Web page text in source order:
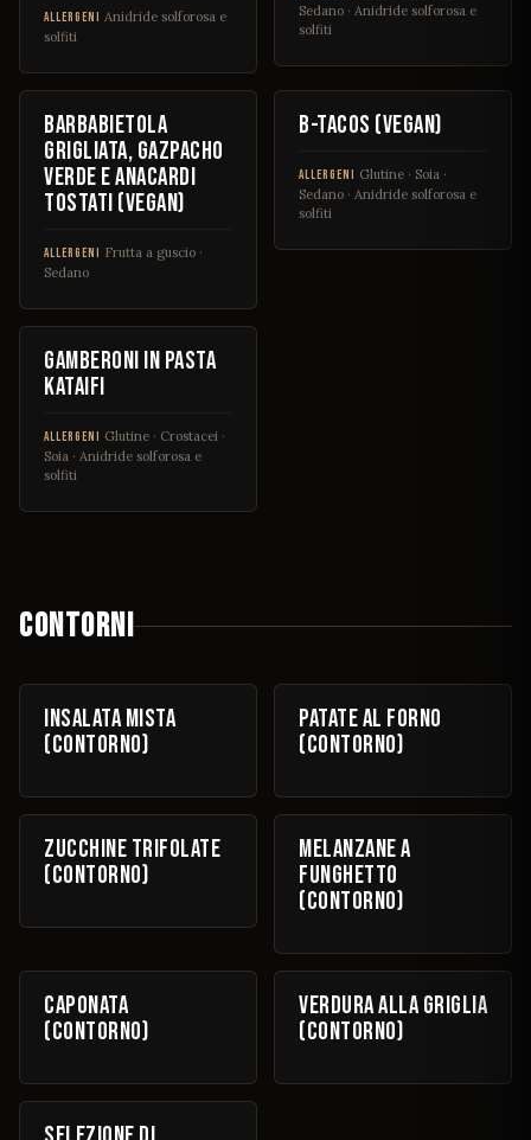
ALLERGENI Anidride solforosa e
solfiti
Sedano · Anidride solforosa e
solfiti
Barbabietola
grigliata, gazpacho
verde e anacardi
tostati (vegan)
ALLERGENI Frutta a guscio ·
Sedano
B-Tacos (vegan)
ALLERGENI Glutine · Soia ·
Sedano · Anidride solforosa e
solfiti
€ 18
Gamberoni in pasta
kataifi
ALLERGENI Glutine · Crostacei ·
Soia · Anidride solforosa e
solfiti
CONTORNI
Insalata mista
(contorno)
Patate al forno
(contorno)
€ 6
Zucchine trifolate
(contorno)
Melanzane a
funghetto
(contorno)
Caponata
(contorno)
€ 6
Verdura alla griglia
(contorno)